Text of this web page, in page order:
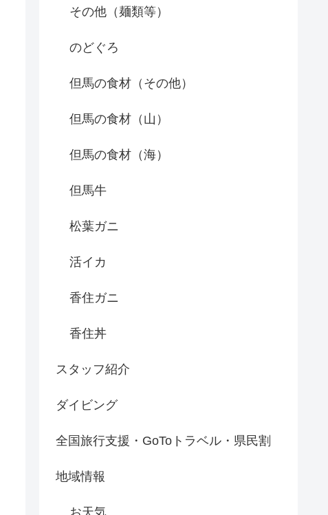
その他（麺類等）
のどぐろ
但馬の食材（その他）
但馬の食材（山）
但馬の食材（海）
但馬牛
松葉ガニ
活イカ
香住ガニ
香住丼
スタッフ紹介
ダイビング
全国旅行支援・GoToトラベル・県民割
地域情報
お天気